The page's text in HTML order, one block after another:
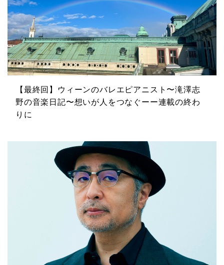
【最終回】ウィーンのバレエピアニスト〜滝澤志
野の音楽日記〜想いが人をつなぐーー連載の終わ
りに